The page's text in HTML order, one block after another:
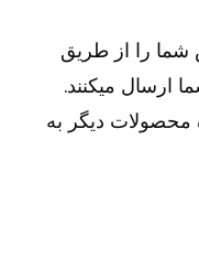
را از طریق
میکنند.
دیگر به